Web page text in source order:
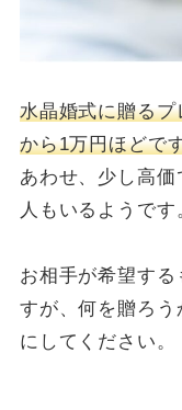
水晶婚式に贈る
から1万円ほどで
あわせ、少し高
人もいるようです
お相手が希望す
すが、何を贈ろ
にしてください。